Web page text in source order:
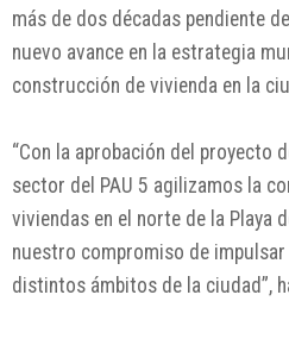
más de dos décadas pendiente
nuevo avance en la estrategia
construcción de vivienda en la
“Con la aprobación del proyecto
sector del PAU 5 agilizamos la
viviendas en el norte de la Playa
nuestro compromiso de
distintos ámbitos de la ciudad”,